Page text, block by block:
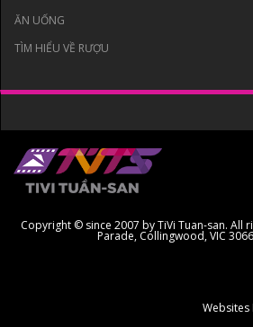
ĂN UỐNG
TÌM HIỂU VỀ RƯỢU
Copyright © since 2007 by TiVi Tuan-san. All
Parade, Collingwood, VIC